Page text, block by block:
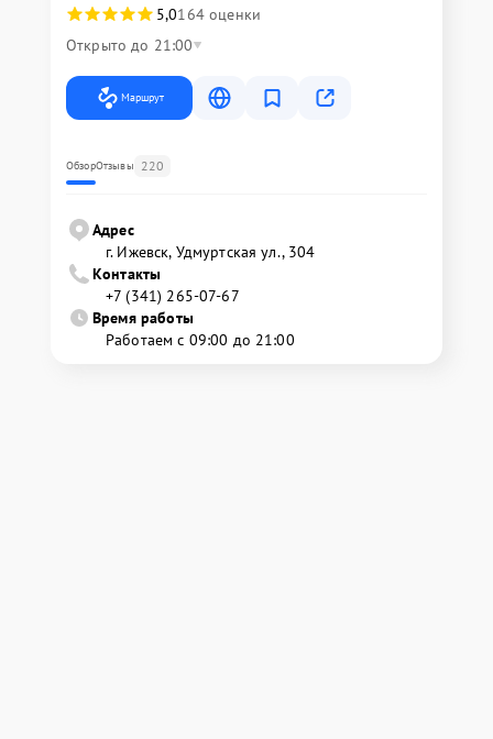
5,0164 оценки
Открыто до 21:00
Маршрут
ОбзорОтзывы 220
Адрес
г. Ижевск, Удмуртская ул., 304
Контакты
+7 (341) 265-07-67
Время работы
Работаем с 09:00 до 21:00